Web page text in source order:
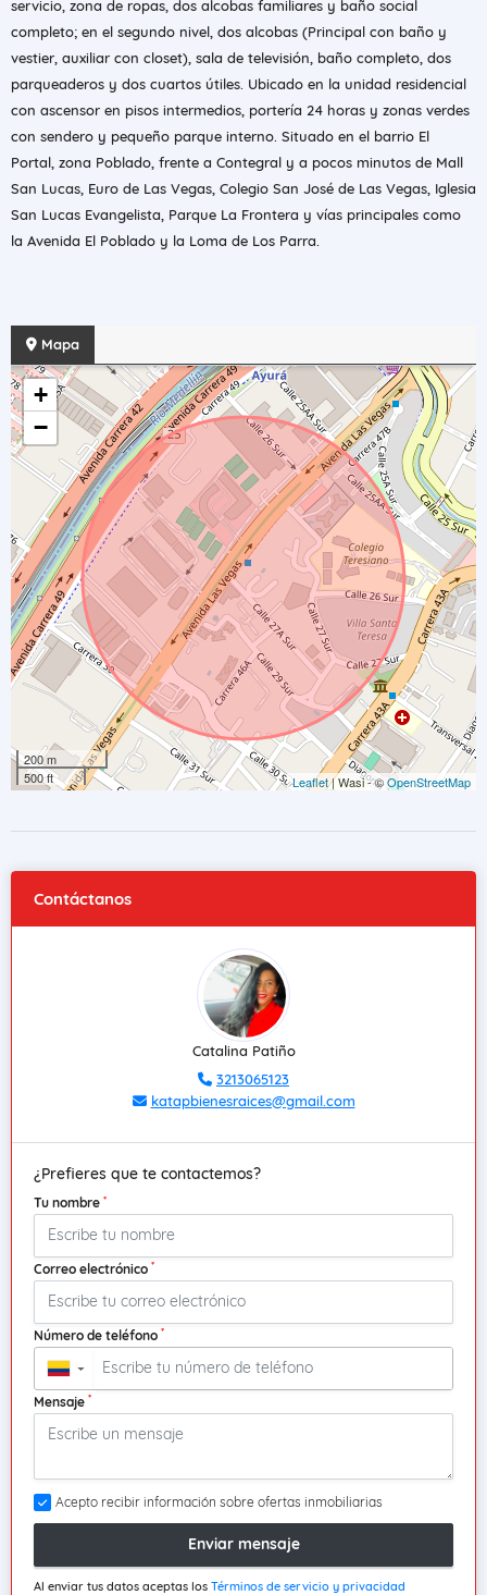
servicio, zona de ropas, dos alcobas familiares y baño social
completo; en el segundo nivel, dos alcobas (Principal con baño y
vestier, auxiliar con closet), sala de televisión, baño completo, dos
parqueaderos y dos cuartos útiles. Ubicado en la unidad residencial
con ascensor en pisos intermedios, portería 24 horas y zonas verdes
con sendero y pequeño parque interno. Situado en el barrio El
Portal, zona Poblado, frente a Contegral y a pocos minutos de Mall
San Lucas, Euro de Las Vegas, Colegio San José de Las Vegas, Iglesia
San Lucas Evangelista, Parque La Frontera y vías principales como
la Avenida El Poblado y la Loma de Los Parra.
Mapa
+
−
200 m
500 ft
Leaflet| Wasi - ©OpenStreetMap
Contáctanos
Catalina Patiño
3213065123
katapbienesraices@gmail.com
¿Prefieres que te contactemos?
Tu nombre *
Correo electrónico *
Número de teléfono *
▼
Mensaje *
Acepto recibir información sobre ofertas inmobiliarias
Enviar mensaje
Al enviar tus datos aceptas los Términos de servicio y privacidad